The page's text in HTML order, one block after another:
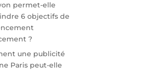
permet-elle
6 objectifs de
?
une publicité
Paris peut-elle